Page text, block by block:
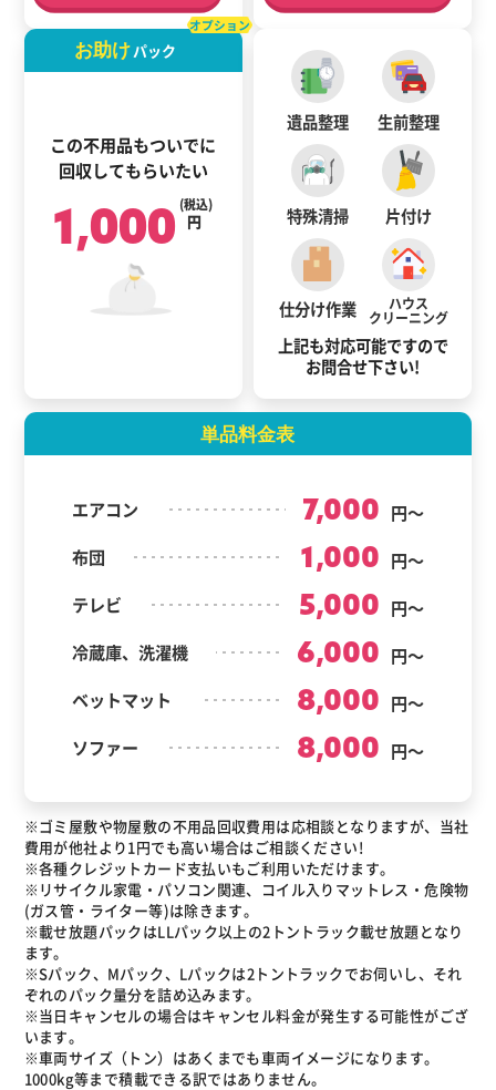
お助けパック
この不用品もついでに
回収してもらいたい
オプション
1,000 円
(税込)
遺品整理 生前整理
特殊清掃 片付け
仕分け作業 ハウス
クリーニング
上記も対応可能ですので
お問合せ下さい!
単品料金表
エアコン 7,000 円～
布団
1,000 円～
テレビ
5,000 円～
冷蔵庫、洗濯機
6,000 円～
ベットマット
8,000 円～
ソファー
8,000 円～
※ゴミ屋敷や物屋敷の不用品回収費用は応相談となりますが、当社
費用が他社より1円でも高い場合はご相談ください!
※各種クレジットカード支払いもご利用いただけます。
※リサイクル家電・パソコン関連、コイル入りマットレス・危険物
(ガス管・ライター等)は除きます。
※載せ放題パックはLLパック以上の2トントラック載せ放題となり
ます。
※Sパック、Mパック、Lパックは2トントラックでお伺いし、それ
ぞれのパック量分を詰め込みます。
※当日キャンセルの場合はキャンセル料金が発生する可能性がござ
います。
※車両サイズ（トン）はあくまでも車両イメージになります。
1000kg等まで積載できる訳ではありません。